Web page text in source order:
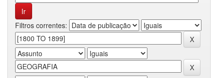
Filtros correntes: